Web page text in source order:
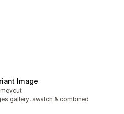
Image
gallery, swatch & combined